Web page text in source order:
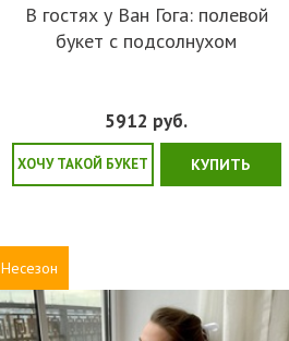
В гостях у Ван Гога: полевой
букет с подсолнухом
5912 руб.
ХОЧУ ТАКОЙ БУКЕТ КУПИТЬ
Несезон